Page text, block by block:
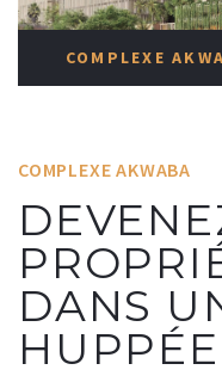
COMPLEXE AKWABA
DANS
COMPLEXE